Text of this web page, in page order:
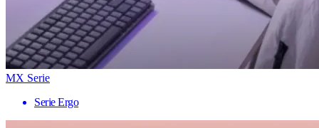
MX Serie
Serie Ergo